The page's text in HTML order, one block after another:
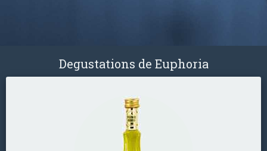
Degustations de Euphoria